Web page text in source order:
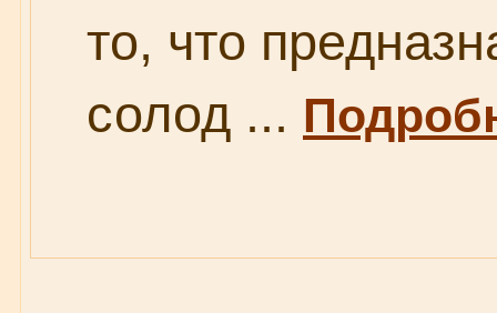
то, что
солод ...